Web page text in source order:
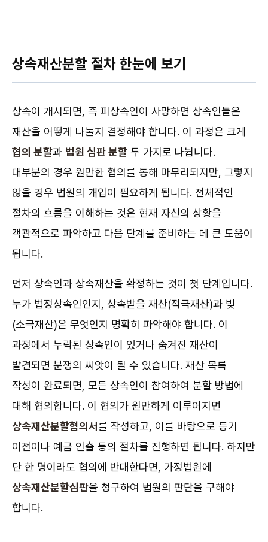
상속재산분할 절차 한눈에 보기
상속이 개시되면, 즉 피상속인이 사망하면 상속인들은
재산을 어떻게 나눌지 결정해야 합니다. 이 과정은 크게
협의 분할과 법원 심판 분할 두 가지로 나뉩니다.
대부분의 경우 원만한 협의를 통해 마무리되지만, 그렇지
않을 경우 법원의 개입이 필요하게 됩니다. 전체적인
절차의 흐름을 이해하는 것은 현재 자신의 상황을
객관적으로 파악하고 다음 단계를 준비하는 데 큰 도움이
됩니다.
먼저 상속인과 상속재산을 확정하는 것이 첫 단계입니다.
누가 법정상속인인지, 상속받을 재산(적극재산)과 빚
(소극재산)은 무엇인지 명확히 파악해야 합니다. 이
과정에서 누락된 상속인이 있거나 숨겨진 재산이
발견되면 분쟁의 씨앗이 될 수 있습니다. 재산 목록
작성이 완료되면, 모든 상속인이 참여하여 분할 방법에
대해 협의합니다. 이 협의가 원만하게 이루어지면
상속재산분할협의서를 작성하고, 이를 바탕으로 등기
이전이나 예금 인출 등의 절차를 진행하면 됩니다. 하지만
단 한 명이라도 협의에 반대한다면, 가정법원에
상속재산분할심판을 청구하여 법원의 판단을 구해야
합니다.